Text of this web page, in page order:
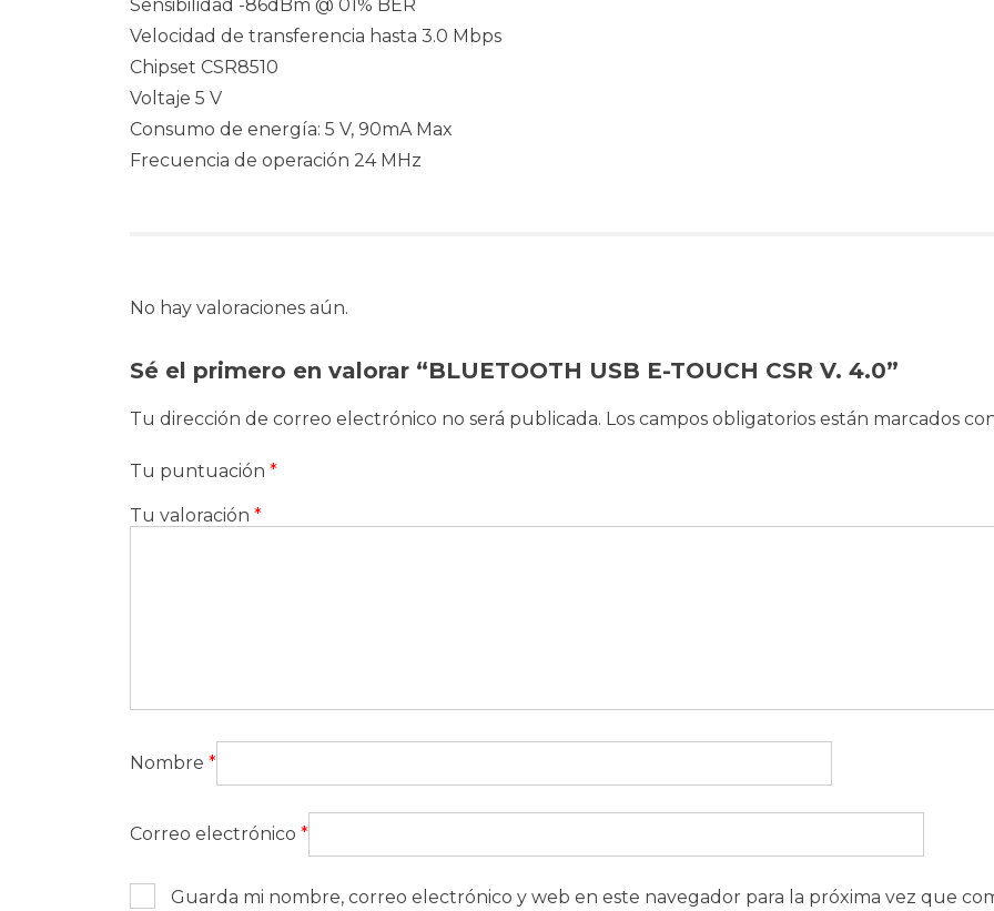
Sensibilidad -86dBm @ 01% BER
Velocidad de transferencia hasta 3.0 Mbps
Chipset CSR8510
Voltaje 5 V
Consumo de energía: 5 V, 90mA Max
Frecuencia de operación 24 MHz
No hay valoraciones aún.
Sé el primero en valorar “BLUETOOTH USB E-TOUCH CSR V. 4.0”
Tu dirección de correo electrónico no será publicada. Los campos obligatorios están marcados
Tu puntuación *
Tu valoración *
Nombre *
Correo electrónico *
Guarda mi nombre, correo electrónico y web en este navegador para la próxima vez que